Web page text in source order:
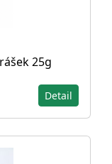
25g
Detail